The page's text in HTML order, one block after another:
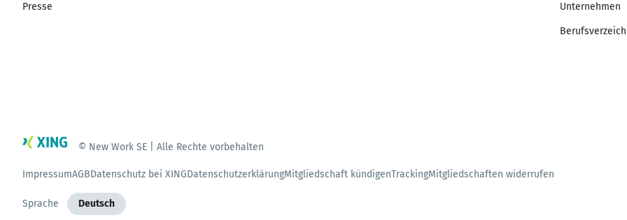
Presse Unternehmen
© New Work SE | Alle Rechte vorbehalten
ImpressumAGBDatenschutz bei XINGDatenschutzerklärungMitgliedschaft kündigenTrackingMitgliedschaften widerrufen
Sprache Deutsch